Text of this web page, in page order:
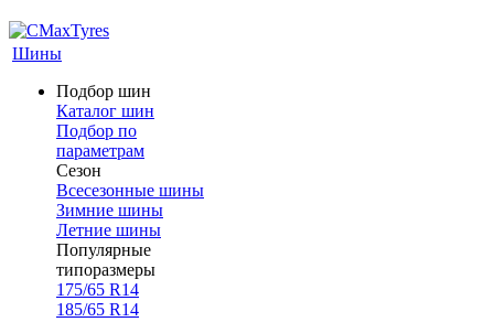
Шины
Подбор шин
Каталог шин
Подбор по
параметрам
Сезон
Всесезонные шины
Зимние шины
Летние шины
Популярные
типоразмеры
175/65 R14
185/65 R14